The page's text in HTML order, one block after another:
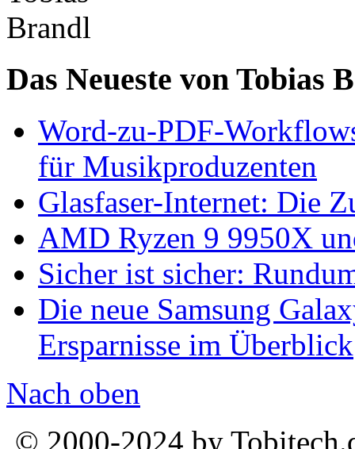
Das Neueste von Tobias
Word-zu-PDF-
für Musikproduzenten
Glasfaser-Internet: Die
AMD Ryzen 9 9950X
Sicher ist sicher:
Die neue Samsung
Ersparnisse im Überblick
Nach oben
© 2000-2024 by